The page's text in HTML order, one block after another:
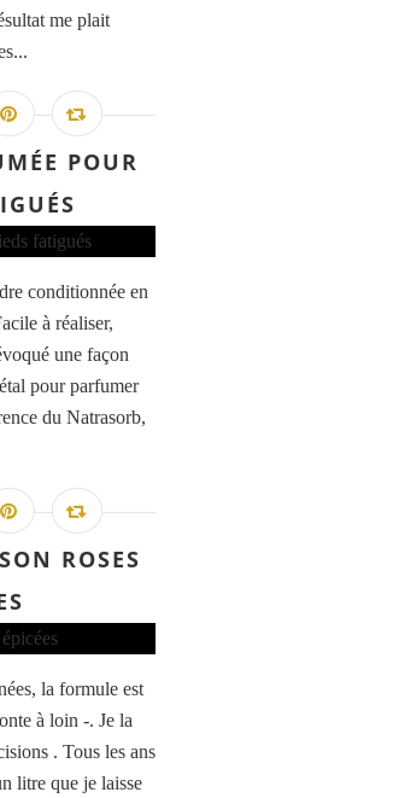
me plait
POUR
conditionnée en
à réaliser,
une façon
pour parfumer
du Natrasorb,
ROSES
la formule est
à loin -. Je la
. Tous les ans
litre que je laisse